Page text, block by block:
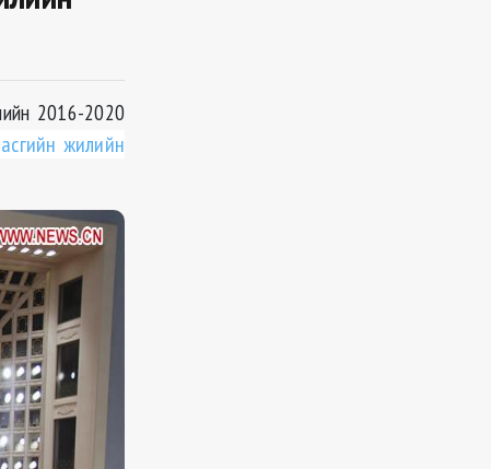
2016-2020
жилийн